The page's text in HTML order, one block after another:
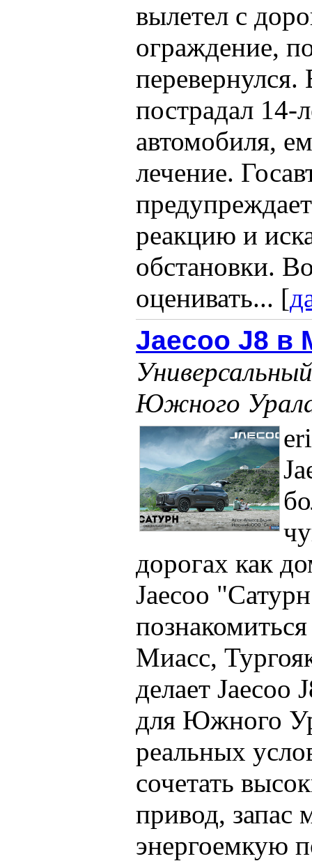
вылетел с
ограждение,
пострадал 14-
автомобиля,
лечение.
реакцию и
обстановки.
оценивать... [
Jaecoo J8 в
Южного
дорогах как
Jaecoo
Миасс,
делает
для Южного
реальных
сочетать
привод,
энергоемкую